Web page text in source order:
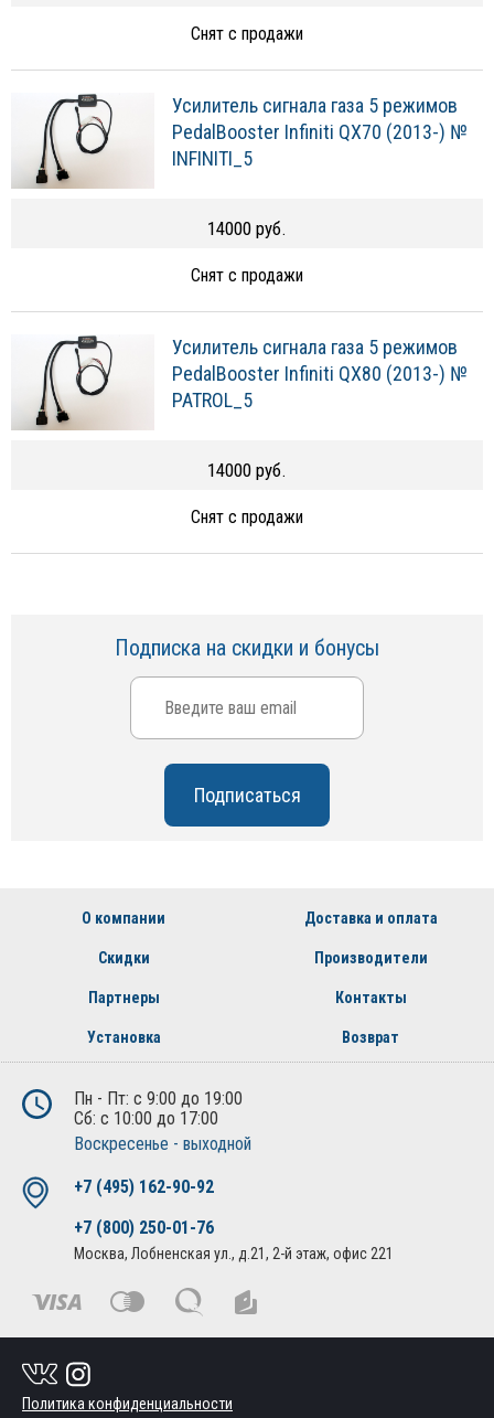
Снят с продажи
Усилитель сигнала газа 5 режимов
PedalBooster Infiniti QX70 (2013-) №
INFINITI_5
14000 руб.
Снят с продажи
Усилитель сигнала газа 5 режимов
PedalBooster Infiniti QX80 (2013-) №
PATROL_5
14000 руб.
Снят с продажи
Подписка на скидки и бонусы
О компании Доставка и оплата
Скидки Производители
Партнеры Контакты
Установка Возврат
Пн - Пт: с 9:00 до 19:00
Сб: с 10:00 до 17:00
Воскресенье - выходной
+7 (495) 162-90-92
+7 (800) 250-01-76
Москва, Лобненская ул., д.21, 2-й этаж, офис 221
Политика конфиденциальности